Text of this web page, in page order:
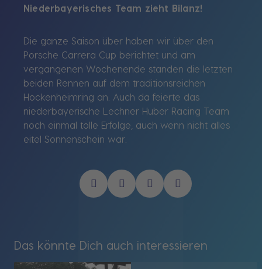
Niederbayerisches Team zieht Bilanz!
Die ganze Saison über haben wir über den
Porsche Carrera Cup berichtet und am
vergangenen Wochenende standen die letzten
beiden Rennen auf dem traditionsreichen
Hockenheimring an. Auch da feierte das
niederbayerische Lechner Huber Racing Team
noch einmal tolle Erfolge, auch wenn nicht alles
eitel Sonnenschein war.
Das könnte Dich auch interessieren